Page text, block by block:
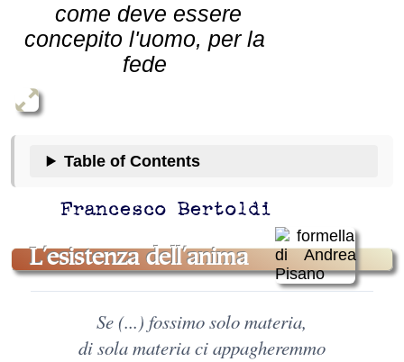
come deve essere
concepito l'uomo, per la
fede
Table of Contents
Francesco Bertoldi
l'esistenza dell'anima
Se (...) fossimo solo materia,
di sola materia ci appagheremmo